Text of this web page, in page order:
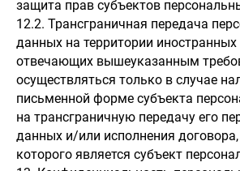
защита прав субъектов
12.2. Трансграничная передача
данных на территории иностранных
отвечающих вышеуказанным
осуществляться только в случае
письменной форме субъекта
на трансграничную передачу его
данных и/или исполнения
которого является субъект